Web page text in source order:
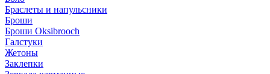
Браслеты и напульсники
Броши
Броши Oksibrooch
Галстуки
Жетоны
Заклепки